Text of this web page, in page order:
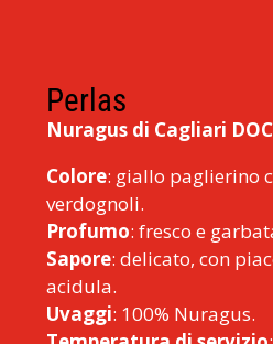
Perlas
Nuragus di Cagliari DOC
Colore: giallo paglierino
verdognoli.
Profumo: fresco e
Sapore: delicato, con
acidula.
Uvaggi: 100% Nuragus.